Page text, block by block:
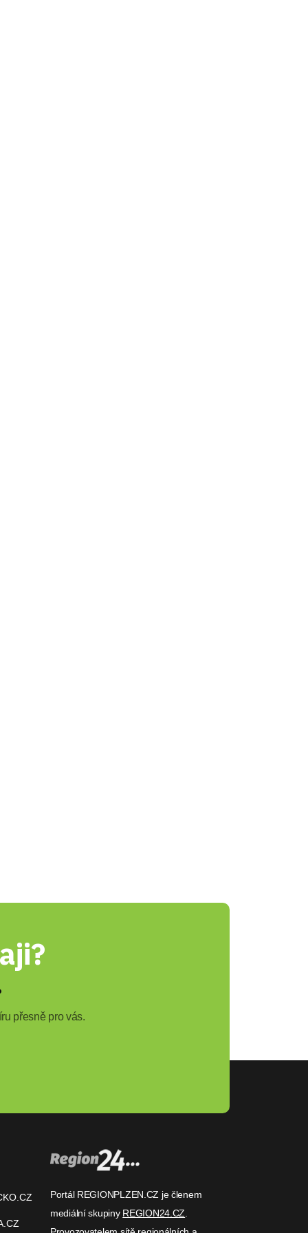
přesně pro vás.
Portál REGIONPLZEN.CZ je členem
mediální skupiny REGION24.CZ